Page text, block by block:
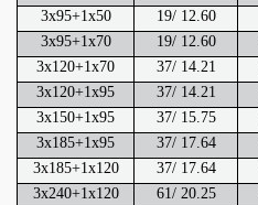
3x95+1x50
19/ 12.60
3x95+1x70
19/ 12.60
3x120+1x70
37/ 14.21
3x120+1x95
37/ 14.21
3x150+1x95
37/ 15.75
3x185+1x95
37/ 17.64
3x185+1x120
37/ 17.64
3x240+1x120
61/ 20.25